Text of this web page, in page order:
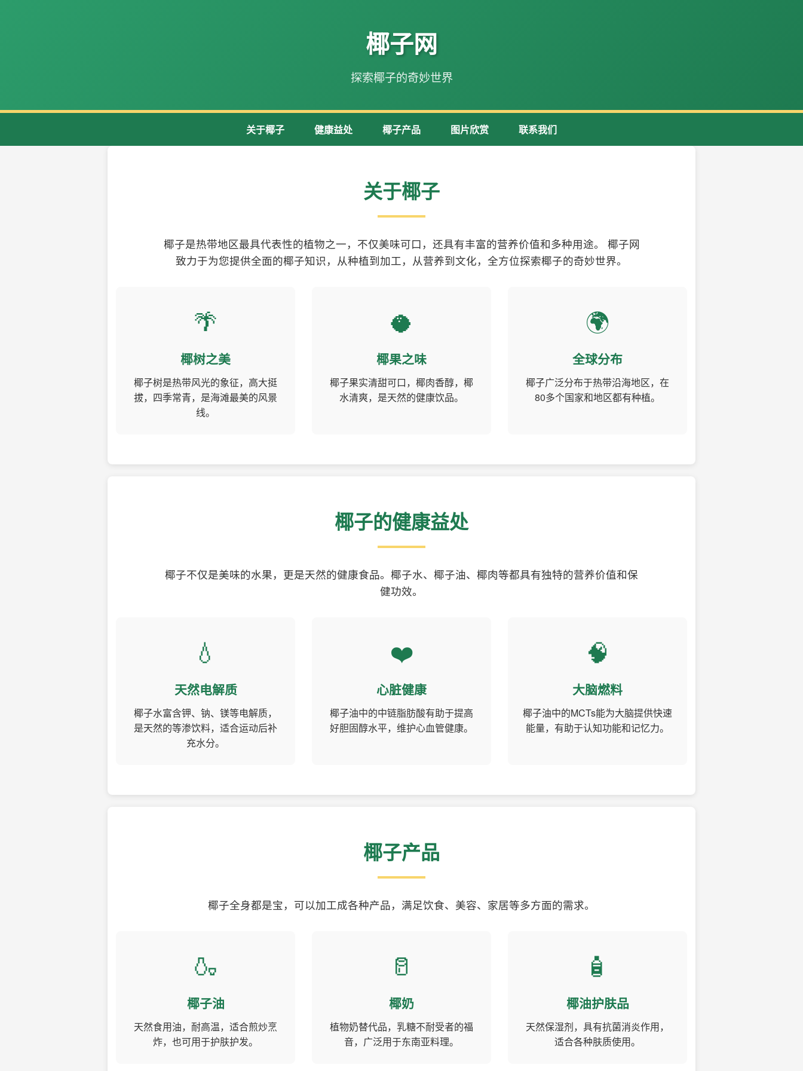
椰子网
探索椰子的奇妙世界
关于椰子 健康益处 椰子产品 图片欣赏 联系我们
关于椰子
椰子是热带地区最具代表性的植物之一，不仅美味可口，还具有丰富的营养价值和多种用途。 椰子网
致力于为您提供全面的椰子知识，从种植到加工，从营养到文化，全方位探索椰子的奇妙世界。
🌴
椰树之美
椰子树是热带风光的象征，高大挺
拔，四季常青，是海滩最美的风景
线。
🥥
椰果之味
椰子果实清甜可口，椰肉香醇，椰
水清爽，是天然的健康饮品。
🌍
全球分布
椰子广泛分布于热带沿海地区，在
80多个国家和地区都有种植。
椰子的健康益处
椰子不仅是美味的水果，更是天然的健康食品。椰子水、椰子油、椰肉等都具有独特的营养价值和保
健功效。
💧
天然电解质
椰子水富含钾、钠、镁等电解质，
是天然的等渗饮料，适合运动后补
充水分。
❤️
心脏健康
椰子油中的中链脂肪酸有助于提高
好胆固醇水平，维护心血管健康。
🧠
大脑燃料
椰子油中的MCTs能为大脑提供快速
能量，有助于认知功能和记忆力。
椰子产品
椰子全身都是宝，可以加工成各种产品，满足饮食、美容、家居等多方面的需求。
🍶
椰子油
天然食用油，耐高温，适合煎炒烹
炸，也可用于护肤护发。
🥛
椰奶
植物奶替代品，乳糖不耐受者的福
音，广泛用于东南亚料理。
🧴
椰油护肤品
天然保湿剂，具有抗菌消炎作用，
适合各种肤质使用。